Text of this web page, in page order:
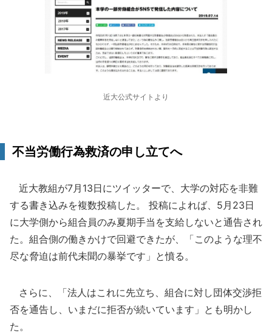
近大公式サイトより
不当労働行為救済の申し立てへ
近大教組が7月13日にツイッターで、大学の対応を非難
する書き込みを複数投稿した。 投稿によれば、5月23日
に大学側から組合員のみ夏期手当を支給しないと通告され
た。組合側の働きかけで回避できたが、「このような理不
尽な脅迫は前代未聞の暴挙です」と憤る。
さらに、「法人はこれに先立ち、組合に対し団体交渉拒
否を通告し、いまだに拒否が続いています」とも明かし
た。